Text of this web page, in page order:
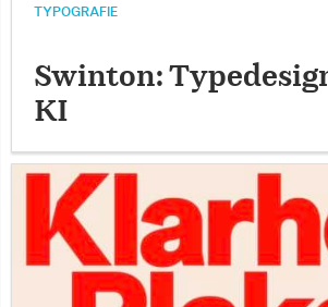
TYPOGRAFIE
Swinton:
KI